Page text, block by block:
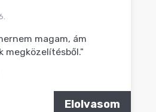
magam, ám
megközelítésből."
Elolvasom